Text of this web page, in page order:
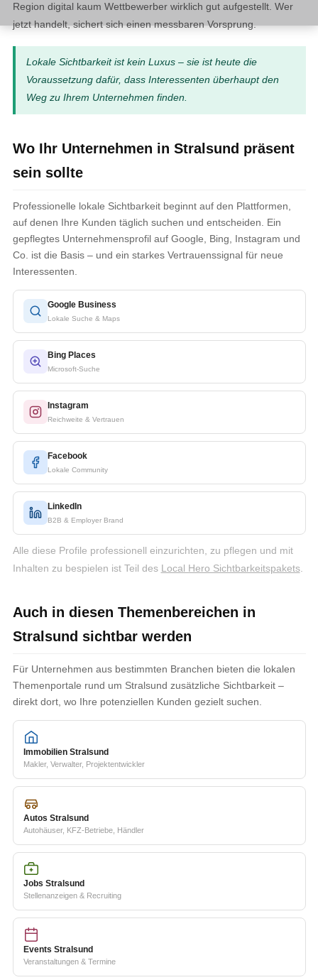
Region digital kaum Wettbewerber wirklich gut aufgestellt. Wer
jetzt handelt, sichert sich einen messbaren Vorsprung.
Lokale Sichtbarkeit ist kein Luxus – sie ist heute die
Voraussetzung dafür, dass Interessenten überhaupt den
Weg zu Ihrem Unternehmen finden.
Wo Ihr Unternehmen in Stralsund präsent
sein sollte
Professionelle lokale Sichtbarkeit beginnt auf den Plattformen,
auf denen Ihre Kunden täglich suchen und entscheiden. Ein
gepflegtes Unternehmensprofil auf Google, Bing, Instagram und
Co. ist die Basis – und ein starkes Vertrauenssignal für neue
Interessenten.
Google Business
Lokale Suche & Maps
Bing Places
Microsoft-Suche
Instagram
Reichweite & Vertrauen
Facebook
Lokale Community
LinkedIn
B2B & Employer Brand
Alle diese Profile professionell einzurichten, zu pflegen und mit
Inhalten zu bespielen ist Teil des Local Hero Sichtbarkeitspakets.
Auch in diesen Themenbereichen in
Stralsund sichtbar werden
Für Unternehmen aus bestimmten Branchen bieten die lokalen
Themenportale rund um Stralsund zusätzliche Sichtbarkeit –
direkt dort, wo Ihre potenziellen Kunden gezielt suchen.
Immobilien Stralsund
Makler, Verwalter, Projektentwickler
Autos Stralsund
Autohäuser, KFZ-Betriebe, Händler
Jobs Stralsund
Stellenanzeigen & Recruiting
Events Stralsund
Veranstaltungen & Termine